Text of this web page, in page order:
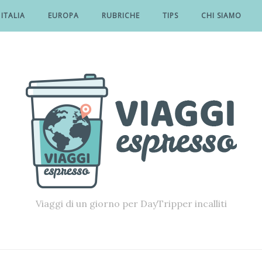
ITALIA EUROPA RUBRICHE TIPS CHI SIAMO
Viaggi di un giorno per DayTripper incalliti